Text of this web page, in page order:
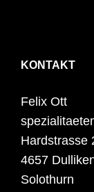
KONTAKT
Felix Ott
Hardstrasse
4657
Solothurn